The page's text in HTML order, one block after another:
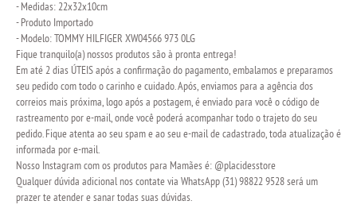
- Medidas: 22x32x10cm
- Produto Importado
- Modelo: TOMMY HILFIGER XW04566 973 0LG
Fique tranquilo(a) nossos produtos são à pronta entrega!
Em até 2 dias ÚTEIS após a confirmação do pagamento, embalamos e preparamos
seu pedido com todo o carinho e cuidado. Após, enviamos para a agência dos
correios mais próxima, logo após a postagem, é enviado para você o código de
rastreamento por e-mail, onde você poderá acompanhar todo o trajeto do seu
pedido. Fique atenta ao seu spam e ao seu e-mail de cadastrado, toda atualização é
informada por e-mail.
Nosso Instagram com os produtos para Mamães é: @placidesstore
Qualquer dúvida adicional nos contate via WhatsApp (31) 98822 9528 será um
prazer te atender e sanar todas suas dúvidas.